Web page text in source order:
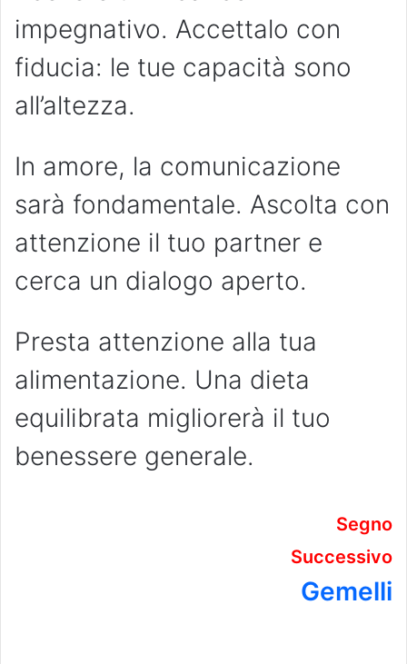
impegnativo. Accettalo con
fiducia: le tue capacità sono
all’altezza.
In amore, la comunicazione
sarà fondamentale. Ascolta con
attenzione il tuo partner e
cerca un dialogo aperto.
Presta attenzione alla tua
alimentazione. Una dieta
equilibrata migliorerà il tuo
benessere generale.
Segno
Successivo
Gemelli